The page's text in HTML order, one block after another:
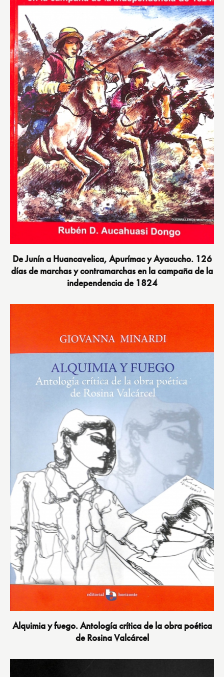
De Junín a Huancavelica, Apurímac y Ayacucho. 126
días de marchas y contramarchas en la campaña de la
independencia de 1824
Alquimia y fuego. Antología crítica de la obra poética
de Rosina Valcárcel